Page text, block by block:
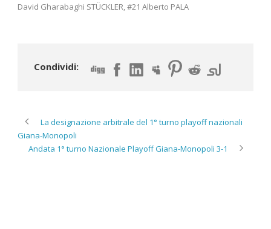
David Gharabaghi STÜCKLER, #21 Alberto PALA
Condividi:
La designazione arbitrale del 1° turno playoff nazionali
Giana-Monopoli
Andata 1° turno Nazionale Playoff Giana-Monopoli 3-1